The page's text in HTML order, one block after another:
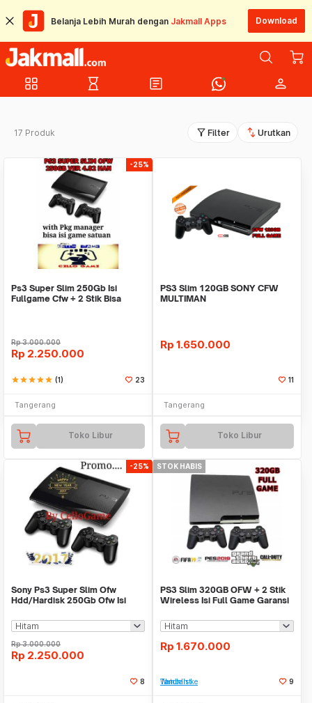
Belanja Lebih Murah dengan Jakmall Apps Download
grid_view hourglass_empty article person
17 Produk filter_alt Filter swap_vert Urutkan
-25%
Ps3 Super Slim 250Gb Isi
Fullgame Cfw + 2 Stik Bisa
Rp3.000.000
Rp 2.250.000
starstarstarstarstar (1) 23
Tangerang
Toko Libur
PS3 Slim 120GB SONY CFW
MULTIMAN
Rp 1.650.000
11
Tangerang
Toko Libur
-25%
Sony Ps3 Super Slim Ofw
Hdd/Hardisk 250Gb Ofw Isi
Rp3.000.000
Rp 2.250.000
8
STOK HABIS
PS3 Slim 320GB OFW + 2 Stik
Wireless Isi Full Game Garansi
Rp 1.670.000
Tambah ke Watchlist 9